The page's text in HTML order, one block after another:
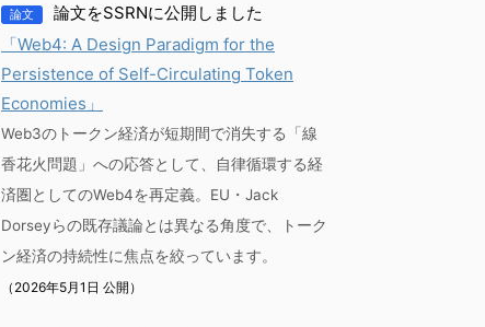
論文
論文をSSRNに公開しました
「Web4: A Design Paradigm for the
Persistence of Self-Circulating Token
Economies」
Web3のトークン経済が短期間で消失する「線
香花火問題」への応答として、自律循環する経
済圏としてのWeb4を再定義。EU・Jack
Dorseyらの既存議論とは異なる角度で、トーク
ン経済の持続性に焦点を絞っています。
（2026年5月1日 公開）